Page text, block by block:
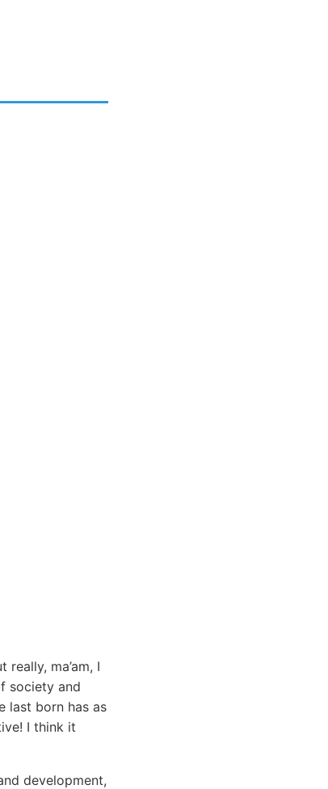
really, ma’am, I
society and
last born has as
I think it
development,